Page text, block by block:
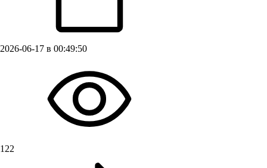
2026-06-17 в 00:49:50
122